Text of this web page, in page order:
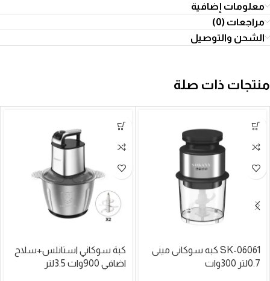
معلومات إضافية
مراجعات (0)
الشحن والتوصيل
منتجات ذات صلة
SK-06061 كبه سوكانى مينى
0.7لتر 300وات
كبة سوكاني استانلس+سلاح
اضافي 900وات 3.5لتر